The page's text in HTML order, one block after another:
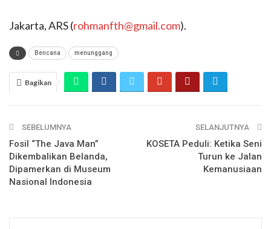
Jakarta, ARS (rohmanfth@gmail.com).
Bencana menunggang
Bagikan
SEBELUMNYA
Fosil “The Java Man”
Dikembalikan Belanda,
Dipamerkan di Museum
Nasional Indonesia
SELANJUTNYA
KOSETA Peduli: Ketika Seni
Turun ke Jalan
Kemanusiaan